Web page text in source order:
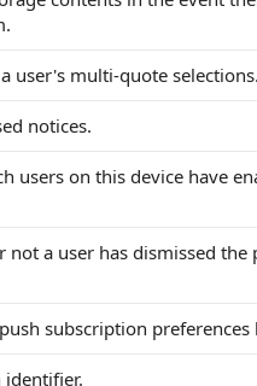
user's multi-quote selections.
notices.
users on this device have
a user has dismissed the
subscription preferences
identifier.